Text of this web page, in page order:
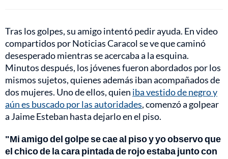
Tras los golpes, su amigo intentó pedir ayuda. En video
compartidos por Noticias Caracol se ve que caminó
desesperado mientras se acercaba a la esquina.
Minutos después, los jóvenes fueron abordados por los
mismos sujetos, quienes además iban acompañados de
dos mujeres. Uno de ellos, quien iba vestido de negro y
aún es buscado por las autoridades, comenzó a golpear
a Jaime Esteban hasta dejarlo en el piso.
"Mi amigo del golpe se cae al piso y yo observo que
el chico de la cara pintada de rojo estaba junto con